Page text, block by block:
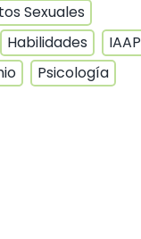
Sexuales
Habilidades
IAAP
Psicología